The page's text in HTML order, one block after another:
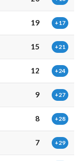
19 +17
15 +21
12 +24
9 +27
8 +28
7 +29